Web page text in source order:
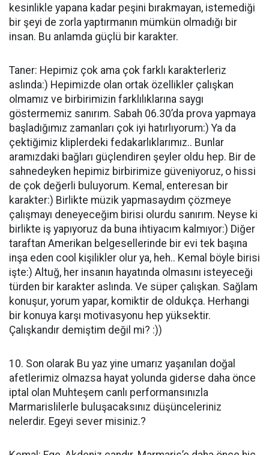
kesinlikle yapana kadar peşini bırakmayan, istemediği
bir şeyi de zorla yaptırmanın mümkün olmadığı bir
insan. Bu anlamda güçlü bir karakter.
Taner: Hepimiz çok ama çok farklı karakterleriz
aslında:) Hepimizde olan ortak özellikler çalışkan
olmamız ve birbirimizin farklılıklarına saygı
göstermemiz sanırım. Sabah 06.30’da prova yapmaya
başladığımız zamanları çok iyi hatırlıyorum:) Ya da
çektiğimiz kliplerdeki fedakarlıklarımız.. Bunlar
aramızdaki bağları güçlendiren şeyler oldu hep. Bir de
sahnedeyken hepimiz birbirimize güveniyoruz, o hissi
de çok değerli buluyorum. Kemal, enteresan bir
karakter:) Birlikte müzik yapmasaydım çözmeye
çalışmayı deneyeceğim birisi olurdu sanırım. Neyse ki
birlikte iş yapıyoruz da buna ihtiyacım kalmıyor:) Diğer
taraftan Amerikan belgesellerinde bir evi tek başına
inşa eden cool kişilikler olur ya, heh.. Kemal böyle birisi
işte:) Altuğ, her insanın hayatında olmasını isteyeceği
türden bir karakter aslında. Ve süper çalışkan. Sağlam
konuşur, yorum yapar, komiktir de oldukça. Herhangi
bir konuya karşı motivasyonu hep yüksektir.
Çalışkandır demiştim değil mi? :))
10. Son olarak Bu yaz yine umarız yaşanılan doğal
afetlerimiz olmazsa hayat yolunda giderse daha önce
iptal olan Muhteşem canlı performansınızla
Marmarislilerle buluşacaksınız düşünceleriniz
nelerdir. Egeyi sever misiniz.?